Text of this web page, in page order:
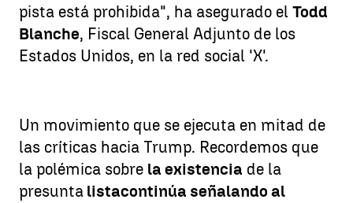
pista está prohibida", ha asegurado el Todd
Blanche, Fiscal General Adjunto de los
Estados Unidos, en la red social 'X'.
Un movimiento que se ejecuta en mitad de
las críticas hacia Trump. Recordemos que
la polémica sobre la existencia de la
presunta listacontinúa señalando al